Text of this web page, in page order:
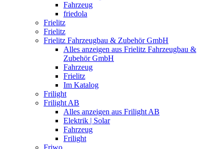
Fahrzeug
friedola
Frielitz
Frielitz
Frielitz Fahrzeugbau & Zubehör GmbH
Alles anzeigen aus Frielitz Fahrzeugbau &
Zubehör GmbH
Fahrzeug
Frielitz
Im Katalog
Frilight
Frilight AB
Alles anzeigen aus Frilight AB
Elektrik | Solar
Fahrzeug
Frilight
Friwo